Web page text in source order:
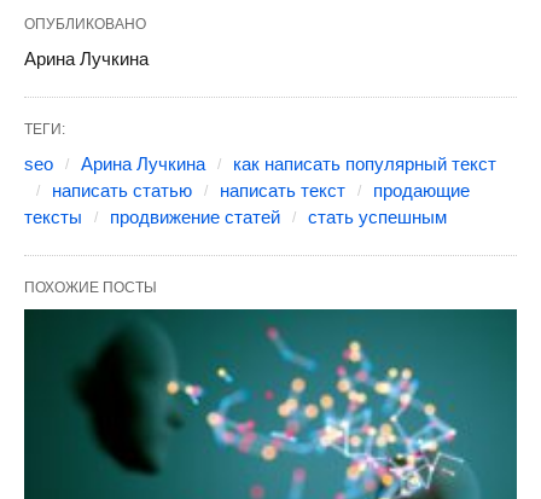
ОПУБЛИКОВАНО
Арина Лучкина
ТЕГИ:
seo Арина Лучкина
как написать популярный текст
написать статью
написать текст
продающие
тексты
продвижение статей стать успешным
ПОХОЖИЕ ПОСТЫ